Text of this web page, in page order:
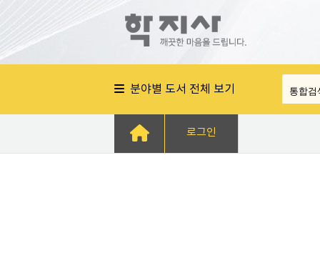
분야별 도서 전체 보기
로그인